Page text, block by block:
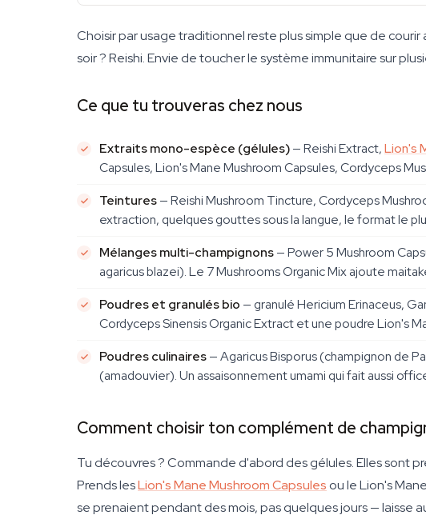
Choisir par usage traditionnel reste plus simple que de
soir ? Reishi. Envie de toucher le système immunitaire sur
Ce que tu trouveras chez nous
Extraits mono-espèce (gélules)— Reishi Extract,Lion's
Capsules, Lion's Mane Mushroom Capsules, Cordyceps
Teintures— Reishi Mushroom Tincture, Cordyceps
extraction, quelques gouttes sous la langue, le format le
Mélanges multi-champignons— Power 5 Mushroom
agaricus blazei). Le 7 Mushrooms Organic Mix ajoute
Poudres et granulés bio — granulé Hericium Erinaceus,
Cordyceps Sinensis Organic Extract et une poudre Lion's
Poudres culinaires— Agaricus Bisporus (champignon de
(amadouvier). Un assaisonnement umami qui fait aussi
Comment choisir ton complément de
Tu découvres ? Commande d'abord des gélules. Elles sont
Prends lesLion's Mane Mushroom Capsules ou le Lion's
se prenaient pendant des mois, pas quelques jours — laisse